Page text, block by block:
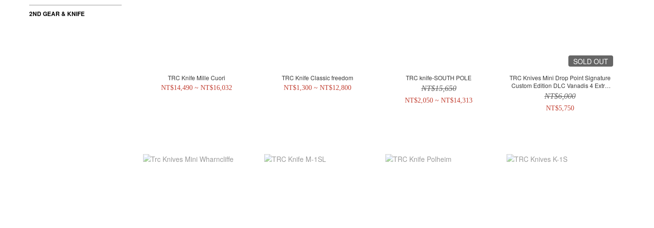
2ND GEAR & KNIFE
TRC Knife Mille Cuori
NT$14,490 ~ NT$16,032
TRC Knife Classic freedom
NT$1,300 ~ NT$12,800
TRC knife-SOUTH POLE
NT$15,650
NT$2,050 ~ NT$14,313
SOLD OUT
TRC Knives Mini Drop Point Signature
Custom Edition DLC Vanadis 4 Extra
Kydex
NT$6,000
NT$5,750